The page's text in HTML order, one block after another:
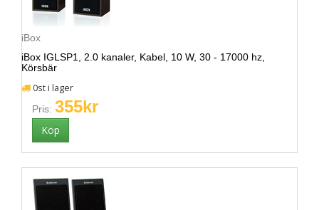
iBox
iBox IGLSP1, 2.0 kanaler, Kabel, 10 W, 30 - 17000 hz,
Körsbär
0st i lager
Pris: 355kr